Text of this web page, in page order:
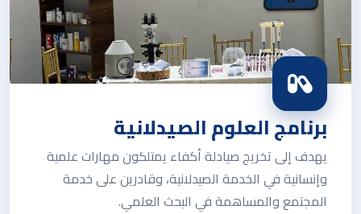
برنامج العلوم الصيدلانية
يهدف إلى تخريج صيادلة أكفاء يمتلكون مهارات علمية
وإنسانية في الخدمة الصيدلانية، وقادرين على خدمة
المجتمع والمساهمة في البحث العلمي.